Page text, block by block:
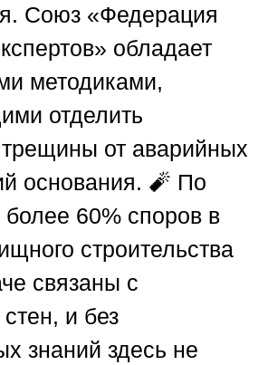
Союз «Федерация
обладает
методиками,
отделить
от аварийных
основания. 🧨 По
более 60% споров в
строительства
связаны с
и без
знаний здесь не